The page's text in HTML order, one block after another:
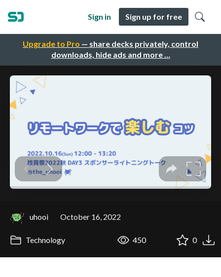
Upgrade to Pro — share decks privately, control
downloads, hide ads and more …
Sign in Sign up for free
uhooi October 16, 2022
Technology 450 0